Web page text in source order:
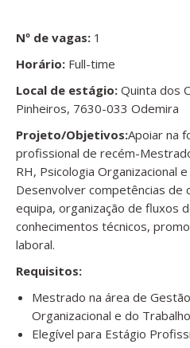
Nº de vagas: 1
Horário: Full-time
Local de estágio: Quinta dos
Pinheiros, 7630-033 Odemira
Projeto/Objetivos:Apoiar na
profissional de recém-
RH, Psicologia Organizacional
Desenvolver competências de
equipa, organização de fluxos
conhecimentos técnicos,
laboral.
Requisitos:
Mestrado na área de
Organizacional e do
Elegível para Estágio